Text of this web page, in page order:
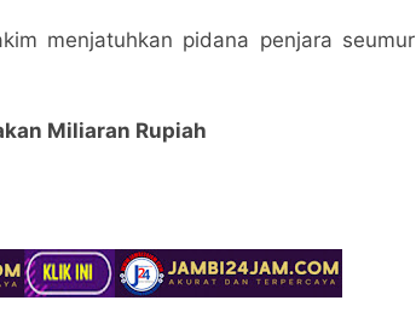
menjatuhkan pidana penjara seumur
Miliaran Rupiah